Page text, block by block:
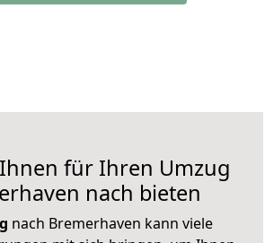
für Ihren Umzug
nach bieten
nach Bremerhaven kann viele